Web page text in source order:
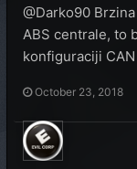
@Darko90
ABS centrale, to
konfiguraciji
October 23, 2018